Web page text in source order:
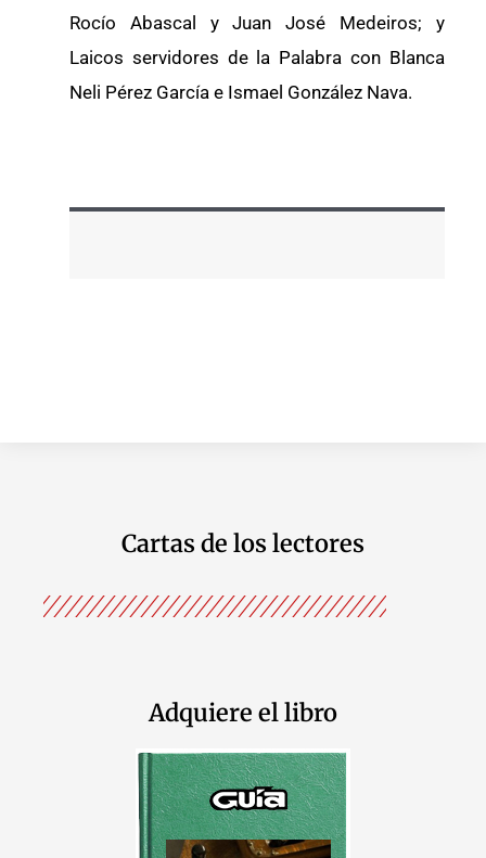
Rocío Abascal y Juan José Medeiros; y
Laicos servidores de la Palabra con Blanca
Neli Pérez García e Ismael González Nava.
Cartas de los lectores
Adquiere el libro